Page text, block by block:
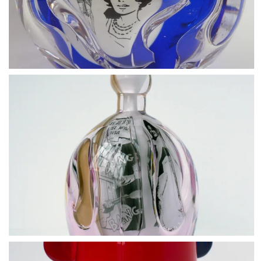
BLÄDDRA I GALLERI